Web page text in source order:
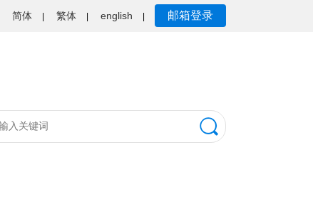
简体 繁体 english 邮箱登录